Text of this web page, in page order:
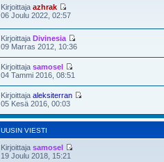
Kirjoittaja azhrak
06 Joulu 2022, 02:57
Kirjoittaja Divinesia
09 Marras 2012, 10:36
Kirjoittaja samosel
04 Tammi 2016, 08:51
Kirjoittaja aleksiterran
05 Kesä 2016, 00:03
UUSIN VIESTI
Kirjoittaja samosel
19 Joulu 2018, 15:21